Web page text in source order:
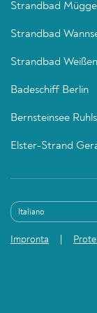
Strandbad
Strandbad
Strandbad
Badeschiff Berlin
Bernsteinsee
Elster-Strand
Impronta